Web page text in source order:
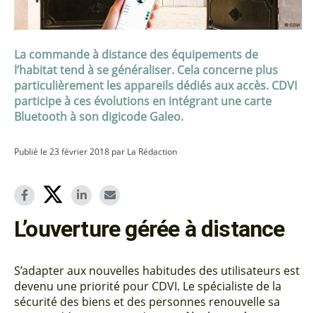
La commande à distance des équipements de
l’habitat tend à se généraliser. Cela concerne plus
particulièrement les appareils dédiés aux accès. CDVI
participe à ces évolutions en intégrant une carte
Bluetooth à son digicode Galeo.
Publié le 23 février 2018 par La Rédaction
L’ouverture gérée à distance
S’adapter aux nouvelles habitudes des utilisateurs est
devenu une priorité pour CDVI. Le spécialiste de la
sécurité des biens et des personnes renouvelle sa